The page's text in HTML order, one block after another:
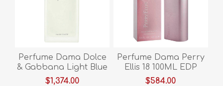
Perfume Dama Dolce
& Gabbana Light Blue
100ml MDOLGLB
$1,374.00
Perfume Dama Perry
Ellis 18 100ML EDP
MPER18
$584.00